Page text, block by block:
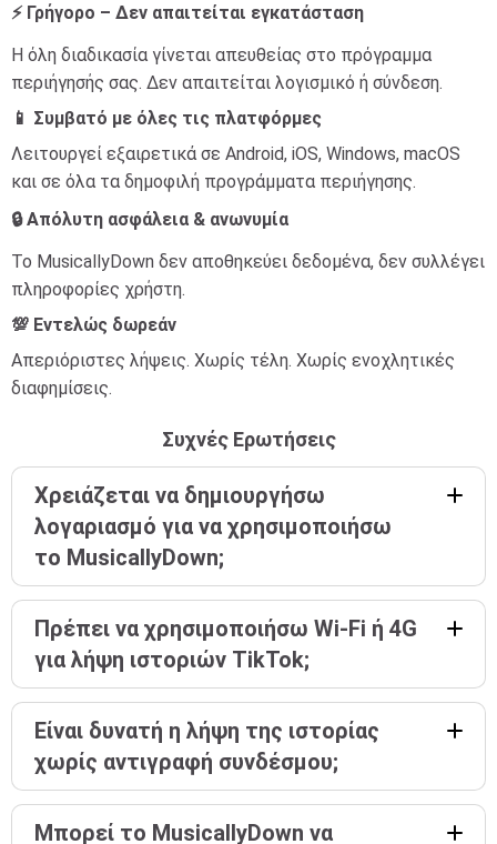
⚡ Γρήγορο – Δεν απαιτείται εγκατάσταση
Η όλη διαδικασία γίνεται απευθείας στο πρόγραμμα
περιήγησής σας. Δεν απαιτείται λογισμικό ή σύνδεση.
📱 Συμβατό με όλες τις πλατφόρμες
Λειτουργεί εξαιρετικά σε Android, iOS, Windows, macOS
και σε όλα τα δημοφιλή προγράμματα περιήγησης.
🔒 Απόλυτη ασφάλεια & ανωνυμία
Το MusicallyDown δεν αποθηκεύει δεδομένα, δεν συλλέγει
πληροφορίες χρήστη.
💯 Εντελώς δωρεάν
Απεριόριστες λήψεις. Χωρίς τέλη. Χωρίς ενοχλητικές
διαφημίσεις.
Συχνές Ερωτήσεις
Χρειάζεται να δημιουργήσω
λογαριασμό για να χρησιμοποιήσω
το MusicallyDown;
Πρέπει να χρησιμοποιήσω Wi-Fi ή 4G
για λήψη ιστοριών TikTok;
Είναι δυνατή η λήψη της ιστορίας
χωρίς αντιγραφή συνδέσμου;
Μπορεί το MusicallyDown να